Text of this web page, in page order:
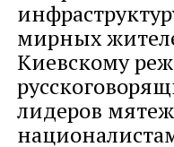
мирных
Киевскому
лидеров